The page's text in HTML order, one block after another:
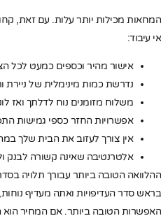
המחאות מכילות יותר עלות. עם זאת,
אי עיבוד:
אישור מהיר וכספים כמעט לכל
נדרשת כמות מינימלית של
משלוח מזומנים נוח לדלתך ואז
אפשרויות החזר כספי גמישות התפשטות
אין צורך לעזוב את הבית שלך
אלטרנטיבה שאינה קשורה לבנק
ההלוואה הטובה ביותר עבורך תלויה
בראש סדר העדיפויות ואתה מעדיף
האפשרות הטובה ביותר. אם המחיר הוא